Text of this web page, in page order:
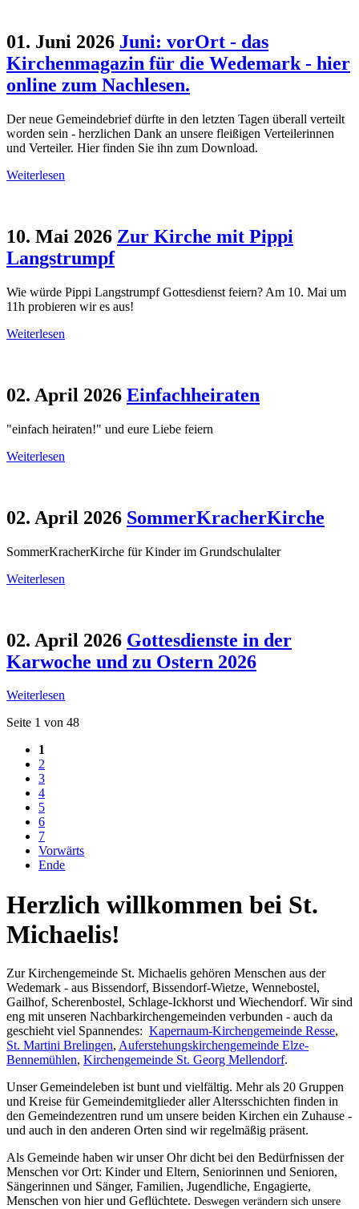
01. Juni 2026 Juni: vorOrt - das
Kirchenmagazin für die Wedemark - hier
online zum Nachlesen.
Der neue Gemeindebrief dürfte in den letzten Tagen überall verteilt
worden sein - herzlichen Dank an unsere fleißigen Verteilerinnen
und Verteiler. Hier finden Sie ihn zum Download.
Weiterlesen
10. Mai 2026 Zur Kirche mit Pippi
Langstrumpf
Wie würde Pippi Langstrumpf Gottesdienst feiern? Am 10. Mai um
11h probieren wir es aus!
Weiterlesen
02. April 2026 Einfachheiraten
"einfach heiraten!" und eure Liebe feiern
Weiterlesen
02. April 2026 SommerKracherKirche
SommerKracherKirche für Kinder im Grundschulalter
Weiterlesen
02. April 2026 Gottesdienste in der
Karwoche und zu Ostern 2026
Weiterlesen
Seite 1 von 48
1
2
3
4
5
6
7
Vorwärts
Ende
Herzlich willkommen bei St.
Michaelis!
Zur Kirchengemeinde St. Michaelis gehören Menschen aus der
Wedemark - aus Bissendorf, Bissendorf-Wietze, Wennebostel,
Gailhof, Scherenbostel, Schlage-Ickhorst und Wiechendorf. Wir sind
eng mit unseren Nachbarkirchengemeinden verbunden - auch da
geschieht viel Spannendes: Kapernaum-Kirchengemeinde Resse,
St. Martini Brelingen, Auferstehungskirchengemeinde Elze-
Bennemühlen, Kirchengemeinde St. Georg Mellendorf.
Unser Gemeindeleben ist bunt und vielfältig. Mehr als 20 Gruppen
und Kreise für Gemeindemitglieder aller Altersschichten finden in
den Gemeindezentren rund um unsere beiden Kirchen ein Zuhause -
und auch in den anderen Orten sind wir regelmäßig präsent.
Als Gemeinde haben wir unser Ohr dicht bei den Bedürfnissen der
Menschen vor Ort: Kinder und Eltern, Seniorinnen und Senioren,
Sängerinnen und Sänger, Familien, Jugendliche, Engagierte,
Menschen von hier und Geflüchtete. Deswegen verändern sich unsere